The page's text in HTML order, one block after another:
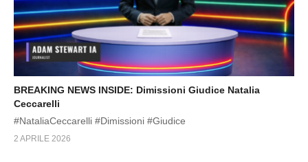
BREAKING NEWS INSIDE: Dimissioni Giudice Natalia
Ceccarelli
#NataliaCeccarelli #Dimissioni #Giudice
2 APRILE 2026